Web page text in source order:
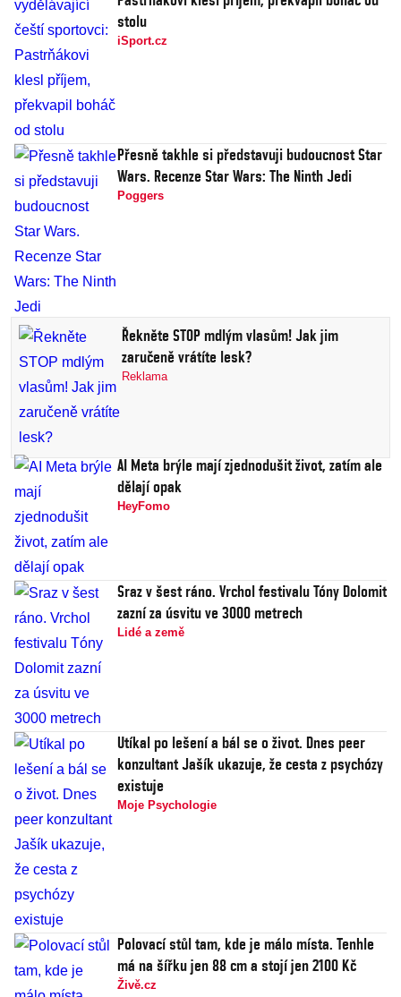
stolu
iSport.cz
Přesně takhle si představuji budoucnost Star
Wars. Recenze Star Wars: The Ninth Jedi
Poggers
Řekněte STOP mdlým vlasům! Jak jim
zaručeně vrátíte lesk?
Reklama
AI Meta brýle mají zjednodušit život, zatím ale
dělají opak
HeyFomo
Sraz v šest ráno. Vrchol festivalu Tóny Dolomit
zazní za úsvitu ve 3000 metrech
Lidé a země
Utíkal po lešení a bál se o život. Dnes peer
konzultant Jašík ukazuje, že cesta z psychózy
existuje
Moje Psychologie
Polovací stůl tam, kde je málo místa. Tenhle
má na šířku jen 88 cm a stojí jen 2100 Kč
Živě.cz